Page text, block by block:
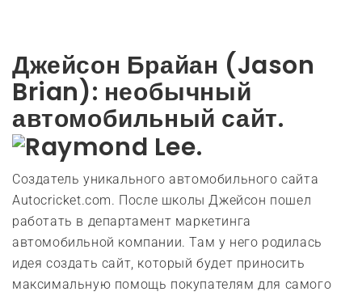
Джейсон Брайан (Jason
Brian): необычный
автомобильный сайт.
Создатель уникального автомобильного сайта
Autocricket.com. После школы Джейсон пошел
работать в департамент маркетинга
автомобильной компании. Там у него родилась
идея создать сайт, который будет приносить
максимальную помощь покупателям для самого